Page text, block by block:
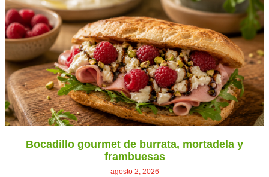
Bocadillo gourmet de burrata, mortadela y
frambuesas
agosto 2, 2026